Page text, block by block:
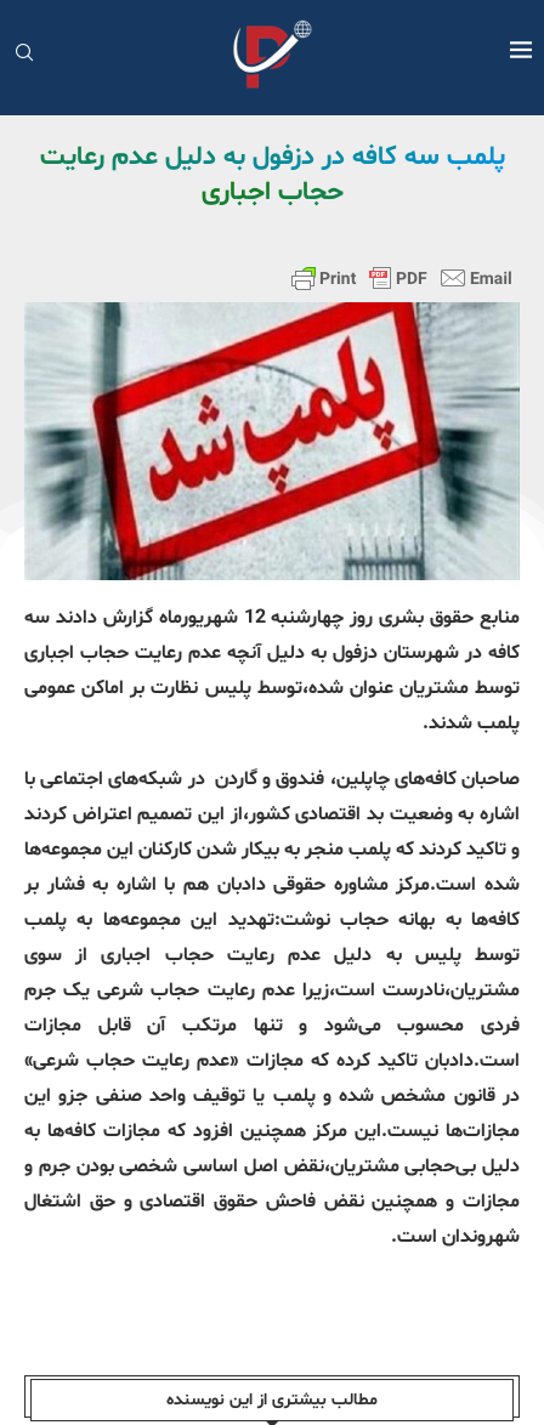
پلمب سه کافه در دزفول به دلیل عدم رعایت
حجاب اجباری
منابع حقوق بشری روز چهارشنبه 12 شهریورماه گزارش دادند سه
کافه در شهرستان دزفول به دلیل آنچه عدم رعایت حجاب اجباری
توسط مشتریان عنوان شده،توسط پلیس نظارت بر اماکن عمومی
پلمب شدند.
صاحبان کافه‌های چاپلین، فندوق و گاردن در شبکه‌های اجتماعی با
اشاره به وضعیت بد اقتصادی کشور،از این تصمیم اعتراض کردند
و تاکید کردند که پلمب منجر به بیکار شدن کارکنان این مجموعه‌ها
شده است.مرکز مشاوره حقوقی دادبان هم با اشاره به فشار بر
کافه‌ها به بهانه حجاب نوشت:تهدید این مجموعه‌ها به پلمب
توسط پلیس به دلیل عدم رعایت حجاب اجباری از سوی
مشتریان،نادرست است،زیرا عدم رعایت حجاب شرعی یک جرم
فردی محسوب می‌شود و تنها مرتکب آن قابل مجازات
است.دادبان تاکید کرده که مجازات «عدم رعایت حجاب شرعی»
در قانون مشخص شده و پلمب یا توقیف واحد صنفی جزو این
مجازات‌ها نیست.این مرکز همچنین افزود که مجازات کافه‌ها به
دلیل بی‌حجابی مشتریان،نقض اصل اساسی شخصی بودن جرم و
مجازات و همچنین نقض فاحش حقوق اقتصادی و حق اشتغال
شهروندان است.
مطالب بیشتری از این نویسندە